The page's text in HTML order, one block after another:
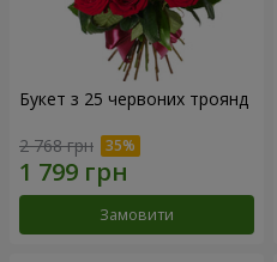
Букет з 25 червоних троянд
2 768 грн
Замовити